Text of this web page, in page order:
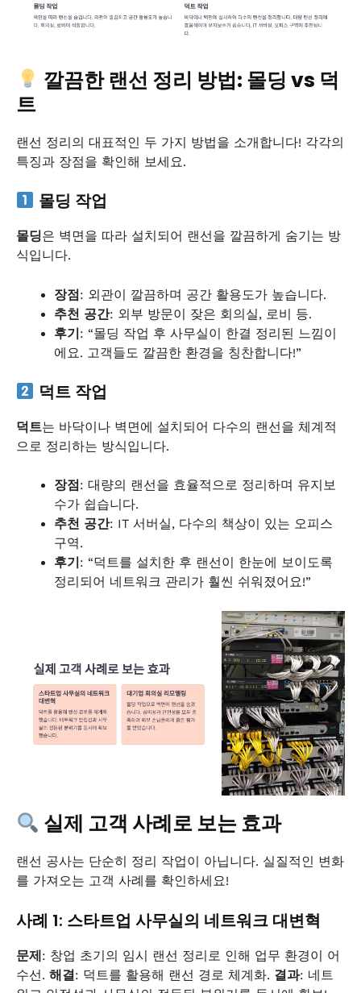
깔끔한 랜선 정리 방법: 몰딩 vs 덕
트
랜선 정리의 대표적인 두 가지 방법을 소개합니다! 각각의
특징과 장점을 확인해 보세요.
몰딩 작업
몰딩은 벽면을 따라 설치되어 랜선을 깔끔하게 숨기는 방
식입니다.
장점: 외관이 깔끔하며 공간 활용도가 높습니다.
추천 공간: 외부 방문이 잦은 회의실, 로비 등.
후기 : “몰딩 작업 후 사무실이 한결 정리된 느낌이
에요. 고객들도 깔끔한 환경을 칭찬합니다!”
덕트 작업
덕트는 바닥이나 벽면에 설치되어 다수의 랜선을 체계적
으로 정리하는 방식입니다.
장점: 대량의 랜선을 효율적으로 정리하며 유지보
수가 쉽습니다.
추천 공간: IT 서버실, 다수의 책상이 있는 오피스
구역.
후기 : “덕트를 설치한 후 랜선이 한눈에 보이도록
정리되어 네트워크 관리가 훨씬 쉬워졌어요!”
실제 고객 사례로 보는 효과
랜선 공사는 단순히 정리 작업이 아닙니다. 실질적인 변화
를 가져오는 고객 사례를 확인하세요!
사례 1: 스타트업 사무실의 네트워크 대변혁
문제 : 창업 초기의 임시 랜선 정리로 인해 업무 환경이 어
수선. 해결: 덕트를 활용해 랜선 경로 체계화. 결과: 네트